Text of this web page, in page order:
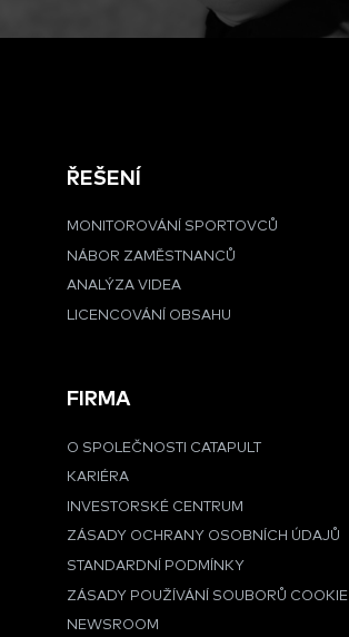
ŘEŠENÍ
MONITOROVÁNÍ SPORTOVCŮ
NÁBOR ZAMĚSTNANCŮ
ANALÝZA VIDEA
LICENCOVÁNÍ OBSAHU
FIRMA
O SPOLEČNOSTI CATAPULT
KARIÉRA
INVESTORSKÉ CENTRUM
ZÁSADY OCHRANY OSOBNÍCH ÚDAJŮ
STANDARDNÍ PODMÍNKY
ZÁSADY POUŽÍVÁNÍ SOUBORŮ COOKIE
NEWSROOM